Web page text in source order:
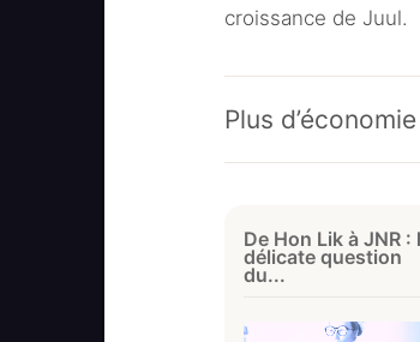
croissance de Juul.
Plus d’économie
De Hon Lik à JNR :
délicate question
du...